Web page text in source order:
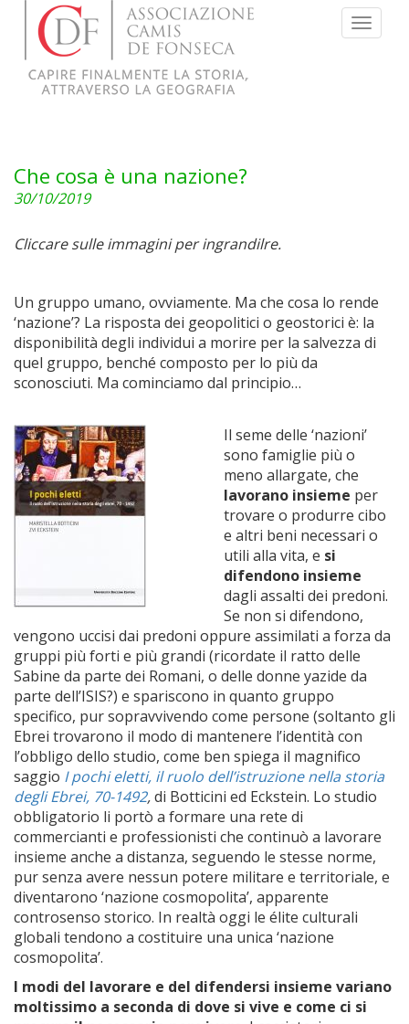
Menu
Che cosa è una nazione?
30/10/2019
Cliccare sulle immagini per ingrandilre.
Un gruppo umano, ovviamente. Ma che cosa lo rende
‘nazione’? La risposta dei geopolitici o geostorici è: la
disponibilità degli individui a morire per la salvezza di
quel gruppo, benché composto per lo più da
sconosciuti. Ma cominciamo dal principio…
Il seme delle ‘nazioni’
sono famiglie più o
meno allargate, che
lavorano insieme per
trovare o produrre cibo
e altri beni necessari o
utili alla vita, e si
difendono insieme
dagli assalti dei predoni.
Se non si difendono,
vengono uccisi dai predoni oppure assimilati a forza da
gruppi più forti e più grandi (ricordate il ratto delle
Sabine da parte dei Romani, o delle donne yazide da
parte dell’ISIS?) e spariscono in quanto gruppo
specifico, pur sopravvivendo come persone (soltanto gli
Ebrei trovarono il modo di mantenere l’identità con
l’obbligo dello studio, come ben spiega il magnifico
saggio I pochi eletti, il ruolo dell’istruzione nella storia
degli Ebrei, 70-1492,di Botticini ed Eckstein. Lo studio
obbligatorio li portò a formare una rete di
commercianti e professionisti che continuò a lavorare
insieme anche a distanza, seguendo le stesse norme,
pur senza avere nessun potere militare e territoriale, e
diventarono ‘nazione cosmopolita’, apparente
controsenso storico. In realtà oggi le élite culturali
globali tendono a costituire una unica ‘nazione
cosmopolita’.
I modi del lavorare e del difendersi insieme variano
moltissimo a seconda di dove si vive e come ci si